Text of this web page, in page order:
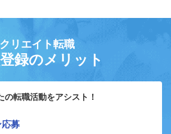
クリエイト転職
録のメリット
転職活動をアシスト！
応募